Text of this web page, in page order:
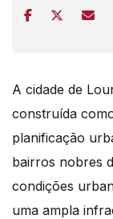
A cidade de
construída
planificação
bairros nobres
condições
uma ampla